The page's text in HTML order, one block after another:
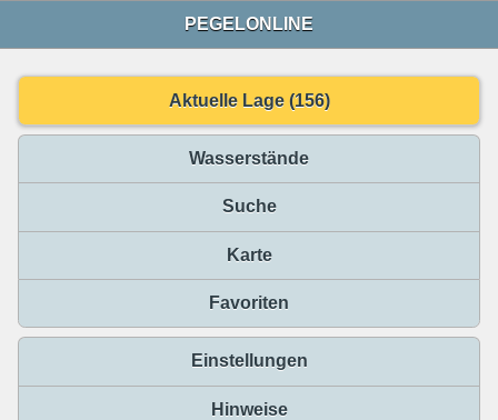
PEGELONLINE
Aktuelle Lage (156)
Wasserstände
Suche
Karte
Favoriten
Einstellungen
Hinweise